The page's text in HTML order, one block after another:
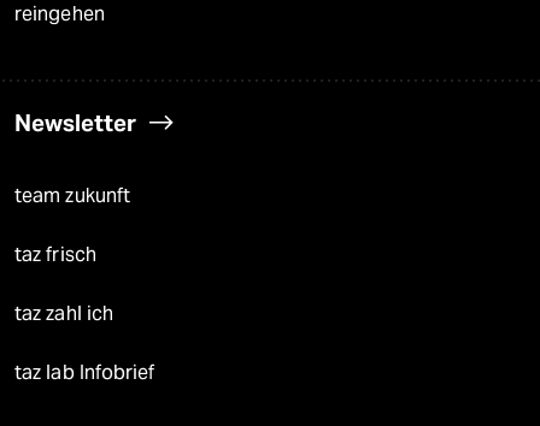
reingehen
Newsletter
team zukunft
taz frisch
taz zahl ich
taz lab Infobrief